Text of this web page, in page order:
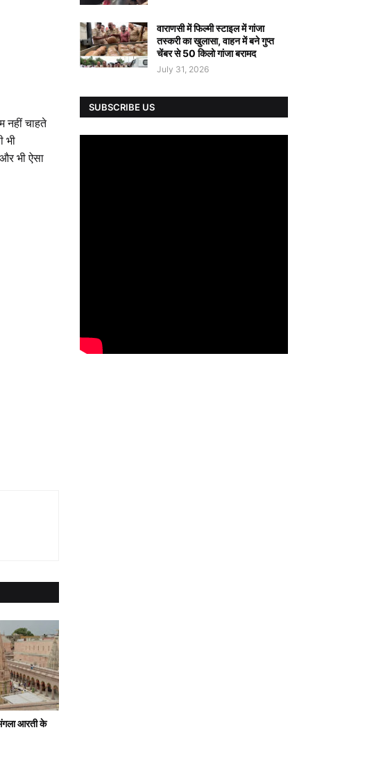
नहीं चाहते
भी
भी ऐसा
आरती के
वाराणसी में फिल्मी स्टाइल में गांजा
तस्करी का खुलासा, वाहन में बने गुप्त
चेंबर से 50 किलो गांजा बरामद
July 31, 2026
SUBSCRIBE US